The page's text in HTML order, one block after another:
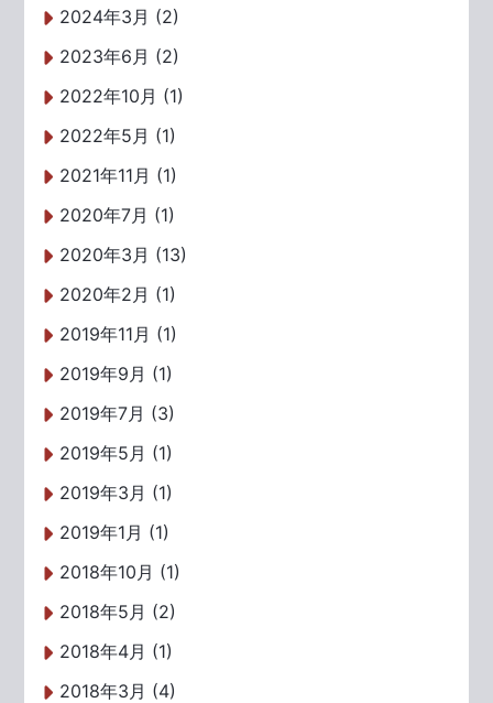
2024年3月 (2)
2023年6月 (2)
2022年10月 (1)
2022年5月 (1)
2021年11月 (1)
2020年7月 (1)
2020年3月 (13)
2020年2月 (1)
2019年11月 (1)
2019年9月 (1)
2019年7月 (3)
2019年5月 (1)
2019年3月 (1)
2019年1月 (1)
2018年10月 (1)
2018年5月 (2)
2018年4月 (1)
2018年3月 (4)